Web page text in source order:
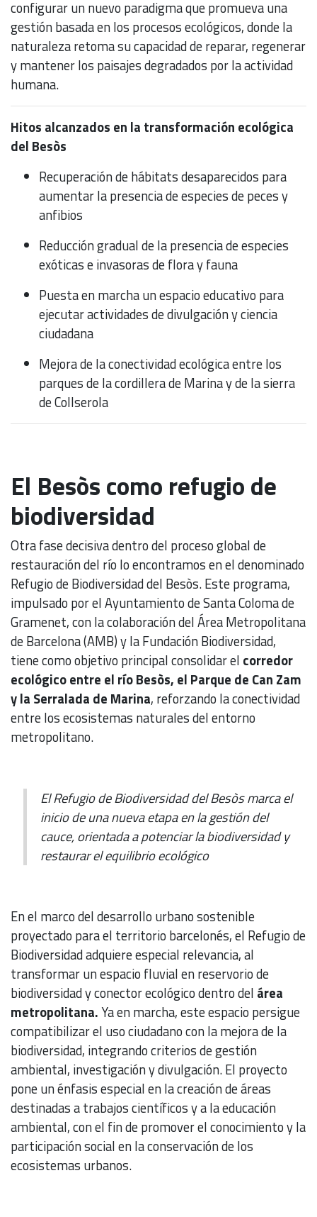
configurar un nuevo paradigma que promueva una
gestión basada en los procesos ecológicos, donde la
naturaleza retoma su capacidad de reparar, regenerar
y mantener los paisajes degradados por la actividad
humana.
Hitos alcanzados en la transformación ecológica
del Besòs
Recuperación de hábitats desaparecidos para
aumentar la presencia de especies de peces y
anfibios
Reducción gradual de la presencia de especies
exóticas e invasoras de flora y fauna
Puesta en marcha un espacio educativo para
ejecutar actividades de divulgación y ciencia
ciudadana
Mejora de la conectividad ecológica entre los
parques de la cordillera de Marina y de la sierra
de Collserola
El Besòs como refugio de
biodiversidad
Otra fase decisiva dentro del proceso global de
restauración del río lo encontramos en el denominado
Refugio de Biodiversidad del Besòs. Este programa,
impulsado por el Ayuntamiento de Santa Coloma de
Gramenet, con la colaboración del Área Metropolitana
de Barcelona (AMB) y la Fundación Biodiversidad,
tiene como objetivo principal consolidar el corredor
ecológico entre el río Besòs, el Parque de Can Zam
y la Serralada de Marina, reforzando la conectividad
entre los ecosistemas naturales del entorno
metropolitano.
El Refugio de Biodiversidad del Besòs marca el
inicio de una nueva etapa en la gestión del
cauce, orientada a potenciar la biodiversidad y
restaurar el equilibrio ecológico
En el marco del desarrollo urbano sostenible
proyectado para el territorio barcelonés, el Refugio de
Biodiversidad adquiere especial relevancia, al
transformar un espacio fluvial en reservorio de
biodiversidad y conector ecológico dentro del área
metropolitana.Ya en marcha, este espacio persigue
compatibilizar el uso ciudadano con la mejora de la
biodiversidad, integrando criterios de gestión
ambiental, investigación y divulgación. El proyecto
pone un énfasis especial en la creación de áreas
destinadas a trabajos científicos y a la educación
ambiental, con el fin de promover el conocimiento y la
participación social en la conservación de los
ecosistemas urbanos.